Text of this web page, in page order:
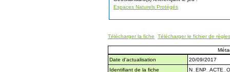
Espaces Naturels Protégés
Télécharger la fiche Télécharger le fichier de règles
Date d'actualisation
20/09/2017
Identifiant de la fiche